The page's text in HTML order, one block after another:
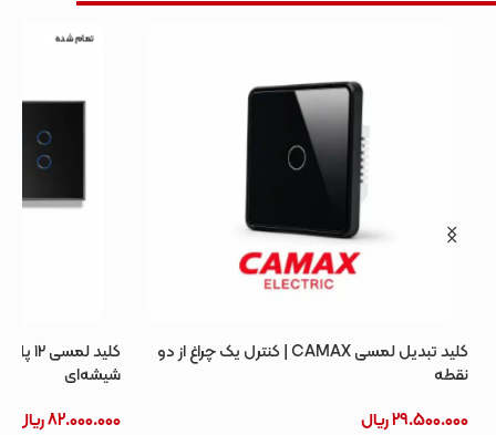
کلید تبدیل لمسی CAMAX | کنترل یک چراغ از دو
نقطه
29.500.000ریال
تمام شده
شیشه‌ای
82.000.000ریال